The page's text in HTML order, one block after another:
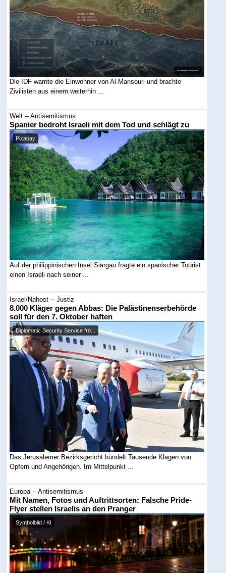
Die IDF warnte die Einwohner von Al-Mansouri und brachte
Zivilisten aus einem weiterhin ...
Welt -- Antisemitismus
Spanier bedroht Israeli mit dem Tod und schlägt zu
Pixabay
Auf der philippinischen Insel Siargao fragte ein spanischer Tourist
einen Israeli nach seiner ...
Israel/Nahost -- Justiz
8.000 Kläger gegen Abbas: Die Palästinenserbehörde
soll für den 7. Oktober haften
Diplomatic Security Service fro...
Das Jerusalemer Bezirksgericht bündelt Tausende Klagen von
Opfern und Angehörigen. Im Mittelpunkt ...
Europa -- Antisemitismus
Mit Namen, Fotos und Auftrittsorten: Falsche Pride-
Flyer stellen Israelis an den Pranger
Symbolbild / KI